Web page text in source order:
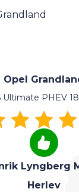
Opel
Ultimate PHEV
Lyngberg
Herlev